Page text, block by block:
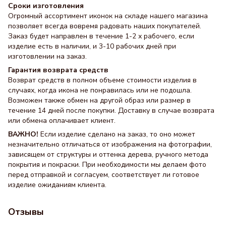
Сроки изготовления
Огромный ассортимент иконок на складе нашего магазина
позволяет всегда вовремя радовать наших покупателей.
Заказ будет направлен в течение 1-2 х рабочего, если
изделие есть в наличии, и 3-10 рабочих дней при
изготовлении на заказ.
Гарантия возврата средств
Возврат средств в полном объеме стоимости изделия в
случаях, когда икона не понравилась или не подошла.
Возможен также обмен на другой образ или размер в
течение 14 дней после покупки. Доставку в случае возврата
или обмена оплачивает клиент.
ВАЖНО! Если изделие сделано на заказ, то оно может
незначительно отличаться от изображения на фотографии,
зависящем от структуры и оттенка дерева, ручного метода
покрытия и покраски. При необходимости мы делаем фото
перед отправкой и согласуем, соответствует ли готовое
изделие ожиданиям клиента.
Отзывы